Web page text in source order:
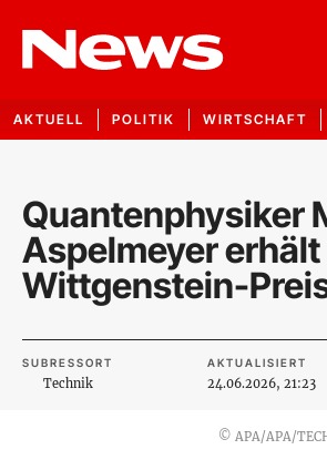
AKTUELL POLITIK WIRTSCHAFT
Quantenphysiker
Aspelmeyer erhält
Wittgenstein-
SUBRESSORT
Technik
AKTUALISIERT
24.06.2026, 21:23
© APA/APA/